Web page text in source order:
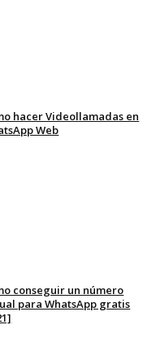
hacer Videollamadas en
Web
conseguir un número
para WhatsApp gratis